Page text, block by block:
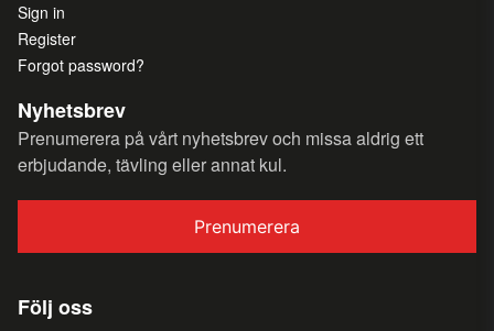
Sign in
Register
Forgot password?
Nyhetsbrev
Prenumerera på vårt nyhetsbrev och missa aldrig ett
erbjudande, tävling eller annat kul.
Prenumerera
Följ oss